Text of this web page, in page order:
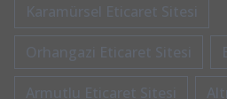
Karamürsel Eticaret Sitesi
Orhangazi Eticaret Sitesi
Armutlu Eticaret Sitesi